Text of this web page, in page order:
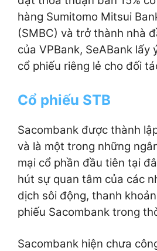
hàng Sumitomo Mitsui
(SMBC) và trở thành nhà
của VPBank, SeABank lấy
cổ phiếu riêng lẻ cho đối
Cổ phiếu STB
Sacombank được thành
và là một trong những
mại cổ phần đầu tiên tại
hút sự quan tâm của các
dịch sôi động, thanh
phiếu Sacombank trong
Sacombank hiện chưa